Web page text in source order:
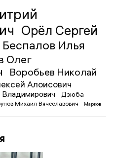
Орёл Сергей
Беспалов Илья
Олег
Воробьев Николай
Алоисович
Дзюба
Михаил Вячеславович
Марков